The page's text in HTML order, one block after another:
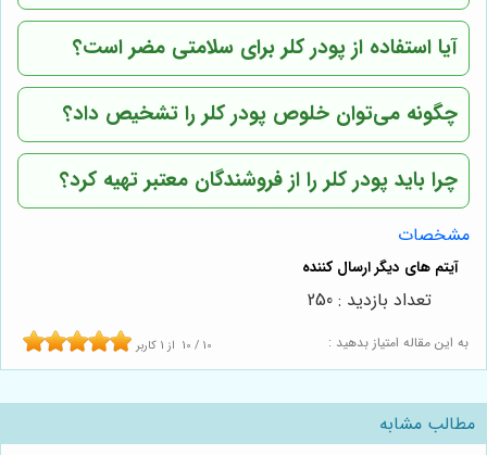
آیا استفاده از پودر کلر برای سلامتی مضر است؟
چگونه می‌توان خلوص پودر کلر را تشخیص داد؟
چرا باید پودر کلر را از فروشندگان معتبر تهیه کرد؟
مشخصات
به این مقاله امتیاز بدهید : 10 / 10 از 1 کاربر
تعداد بازدید : 250
مطالب مشابه